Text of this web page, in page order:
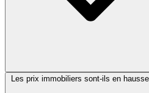
Les prix immobiliers sont-ils en